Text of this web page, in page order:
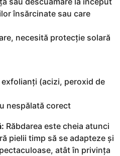
însărcinate sau care
necesită protecție solară
(acizi, peroxid de
nespălată corect
Răbdarea este cheia atunci
pielii timp să se adapteze și
atât în privința